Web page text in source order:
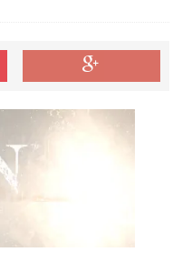
Markenauftritt
Demo zum
Prolog